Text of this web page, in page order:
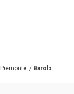
Piemonte / Barolo